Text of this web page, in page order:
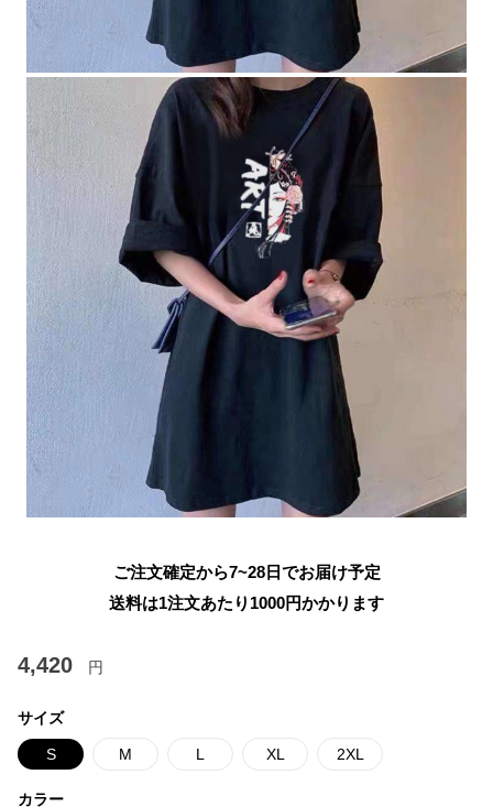
ご注文確定から7~28日でお届け予定
送料は1注文あたり 1000円かかります
4,420 円
サイズ
S M L XL 2XL
カラー